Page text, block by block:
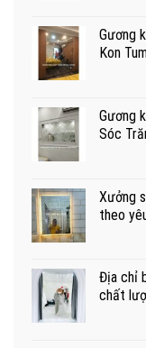
Gương
Kon
Gương
Sóc
Xưởng
theo
Địa chỉ
chất